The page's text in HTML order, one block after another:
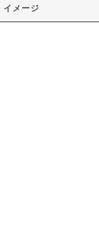
イメージ